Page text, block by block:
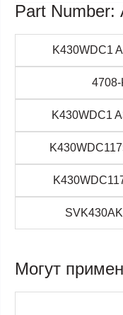
Part Number:
K430WDC1
K430WDC1
Могут